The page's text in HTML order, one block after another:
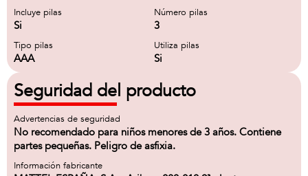
Incluye pilas
Si
Número pilas
3
Tipo pilas
AAA
Utiliza pilas
Si
Seguridad del producto
Advertencias de seguridad
No recomendado para niños menores de 3 años. Contiene
partes pequeñas. Peligro de asfixia.
Información fabricante